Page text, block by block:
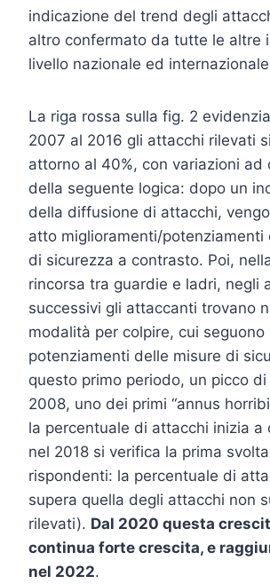
indicazione del trend degli
altro confermato da tutte le altre
livello nazionale ed
La riga rossa sulla fig. 2
2007 al 2016 gli attacchi rilevati
attorno al 40%, con variazioni ad
della seguente logica: dopo un
della diffusione di attacchi,
atto miglioramenti/potenziamenti
di sicurezza a contrasto. Poi,
rincorsa tra guardie e ladri, negli
successivi gli attaccanti trovano
modalità per colpire, cui seguono
potenziamenti delle misure di
questo primo periodo, un picco
2008, uno dei primi “annus
la percentuale di attacchi inizia a
nel 2018 si verifica la prima
rispondenti: la percentuale di
supera quella degli attacchi non
rilevati). Dal 2020 questa
continua forte crescita, e
nel 2022.